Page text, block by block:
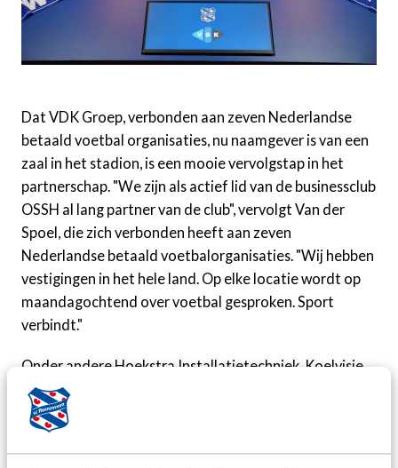
Dat VDK Groep, verbonden aan zeven Nederlandse
betaald voetbal organisaties, nu naamgever is van een
zaal in het stadion, is een mooie vervolgstap in het
partnerschap. "We zijn als actief lid van de businessclub
OSSH al lang partner van de club", vervolgt Van der
Spoel, die zich verbonden heeft aan zeven
Nederlandse betaald voetbalorganisaties. "Wij hebben
vestigingen in het hele land. Op elke locatie wordt op
maandagochtend over voetbal gesproken. Sport
verbindt."
Onder andere Hoekstra Installatietechniek, Koelvisie
BV en Veldhuis Installatietechniek vallen onder de VDK
Groep. Medewerkers van deze Friese bedrijven kunnen
door het partnerschap plaatsnemen op de tribunes in
het Abe Lenstra stadion. "Het past in onze